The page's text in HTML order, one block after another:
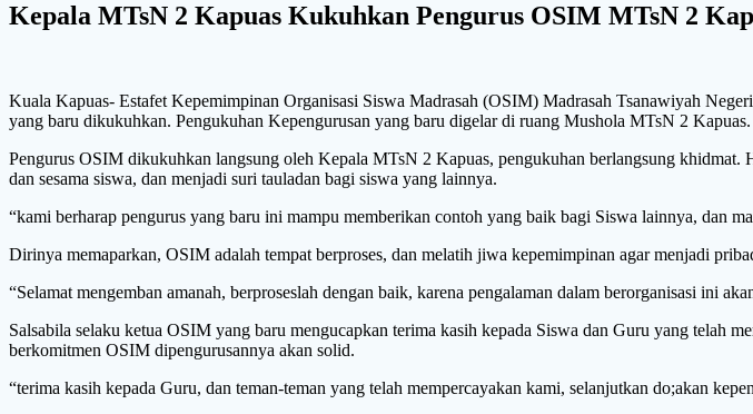
Kepala MTsN 2 Kapuas Kukuhkan Pengurus OSIM MTsN 2
Kuala Kapuas- Estafet Kepemimpinan Organisasi Siswa Madrasah (OSIM) Madrasah Tsanawiyah
yang baru dikukuhkan. Pengukuhan Kepengurusan yang baru digelar di ruang Mushola MTsN 2
Pengurus OSIM dikukuhkan langsung oleh Kepala MTsN 2 Kapuas, pengukuhan berlangsung khidmat.
dan sesama siswa, dan menjadi suri tauladan bagi siswa yang lainnya.
“kami berharap pengurus yang baru ini mampu memberikan contoh yang baik bagi Siswa lainnya, dan
Dirinya memaparkan, OSIM adalah tempat berproses, dan melatih jiwa kepemimpinan agar menjadi
“Selamat mengemban amanah, berproseslah dengan baik, karena pengalaman dalam berorganisasi ini
Salsabila selaku ketua OSIM yang baru mengucapkan terima kasih kepada Siswa dan Guru yang telah
berkomitmen OSIM dipengurusannya akan solid.
“terima kasih kepada Guru, dan teman-teman yang telah mempercayakan kami, selanjutkan do;akan